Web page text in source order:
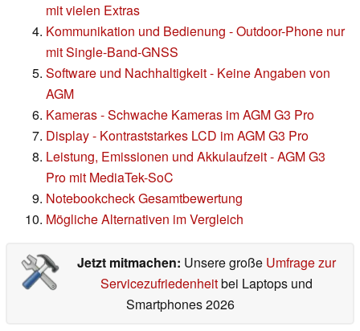
mit vielen Extras
Kommunikation und Bedienung - Outdoor-Phone nur
mit Single-Band-GNSS
Software und Nachhaltigkeit - Keine Angaben von
AGM
Kameras - Schwache Kameras im AGM G3 Pro
Display - Kontraststarkes LCD im AGM G3 Pro
Leistung, Emissionen und Akkulaufzeit - AGM G3
Pro mit MediaTek-SoC
Notebookcheck Gesamtbewertung
Mögliche Alternativen im Vergleich
Jetzt mitmachen: Unsere große Umfrage zur
Servicezufriedenheitbei Laptops und
Smartphones 2026